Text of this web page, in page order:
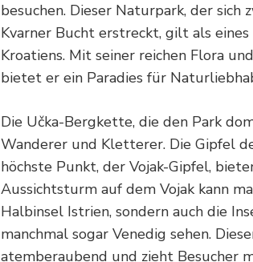
besuchen. Dieser Naturpark, der
Kvarner Bucht erstreckt, gilt als
Kroatiens. Mit seiner reichen Flora
bietet er ein Paradies für
Die Učka-Bergkette, die den Park
Wanderer und Kletterer. Die Gipfel
höchste Punkt, der Vojak-Gipfel,
Aussichtsturm auf dem Vojak kann
Halbinsel Istrien, sondern auch die
manchmal sogar Venedig sehen.
atemberaubend und zieht Besucher